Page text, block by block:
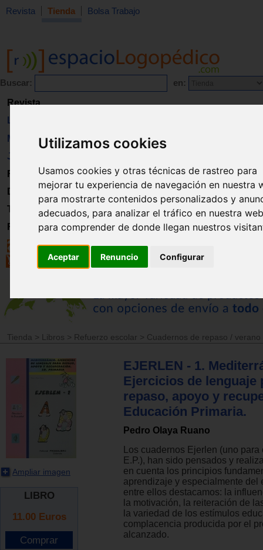
Utilizamos cookies
Usamos cookies y otras técnicas de rastreo para
mejorar tu experiencia de navegación en nuestra
para mostrarte contenidos personalizados y
adecuados, para analizar el tráfico en nuestra
para comprender de donde llegan nuestros
Aceptar Renuncio Configurar
Revista Tienda Bolsa Trabajo
Buscar: en:
Revista
Libros
Material
Juguetes
Formación
Directorio
Trabajo
Registro
Tienda > Libros > Refuerzo escolar > Cuadernos de repaso / verano
Ampliar imagen
LIBRO
11.00 Euros
EJERLEN - 1.
Ejercicios de lenguaje
repaso, apoyo y
Educación Primaria.
Pedro Olaya Ruano
Los cuadernos Ejerlen (uno para
E.P.), han sido pensados y
en cuenta los principios
aprendizaje y especialmente del
entre ellos destacamos: la
la motivación, la reiteración de
la variedad de los estímulos
complacencia producida por el
alcanzado.